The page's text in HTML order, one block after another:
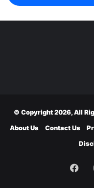
© Copyright 2026, All
About Us
Contact Us